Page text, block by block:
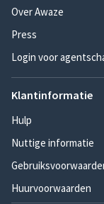
Over Awaze
Press
Login voor
Klantinformatie
Hulp
Nuttige informatie
Huurvoorwaarden